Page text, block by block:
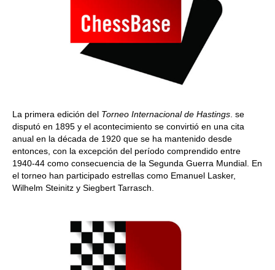
La primera edición del Torneo Internacional de Hastings . se
disputó en 1895 y el acontecimiento se convirtió en una cita
anual en la década de 1920 que se ha mantenido desde
entonces, con la excepción del período comprendido entre
1940-44 como consecuencia de la Segunda Guerra Mundial. En
el torneo han participado estrellas como Emanuel Lasker,
Wilhelm Steinitz y Siegbert Tarrasch.